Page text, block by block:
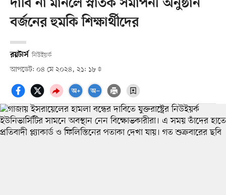
দাবি না মানলে স্নাতক সমাপনী অনুষ্ঠান
বর্জনের হুমকি শিক্ষার্থীদের
রয়টার্স নিউইয়র্ক
আপডেট: ০৪ মে ২০২৪, ২১: ১৮